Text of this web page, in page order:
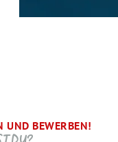
UND BEWERBEN!
WIR NOCH ...